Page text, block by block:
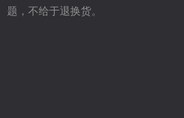
题，不给于退换货。